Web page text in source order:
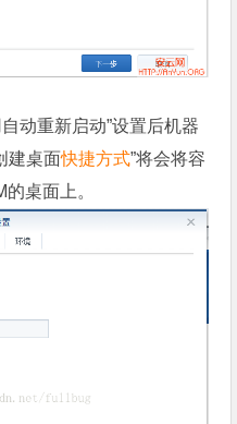
动重新启动”设置后机器
建桌面快捷方式”将会将容
桌面上。